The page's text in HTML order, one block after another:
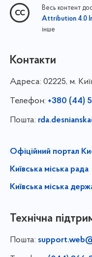
Весь контент
Attribution 4.0
інше
Контакти
Адреса: 02225, м.
Телефон: +380 (44)
Пошта:
Офіційний портал
Київська міська рада
Київська міська
Технічна
Пошта: